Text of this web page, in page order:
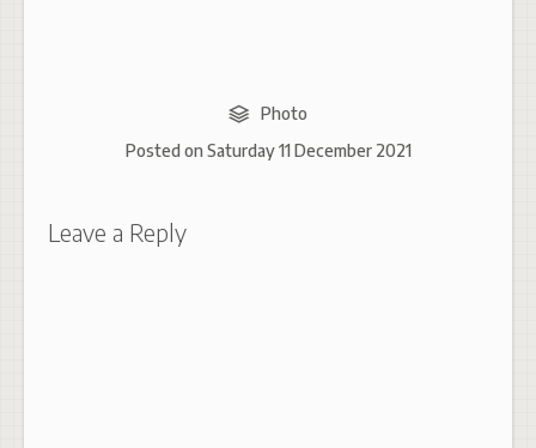
Photo
Posted on Saturday 11 December 2021
Leave a Reply